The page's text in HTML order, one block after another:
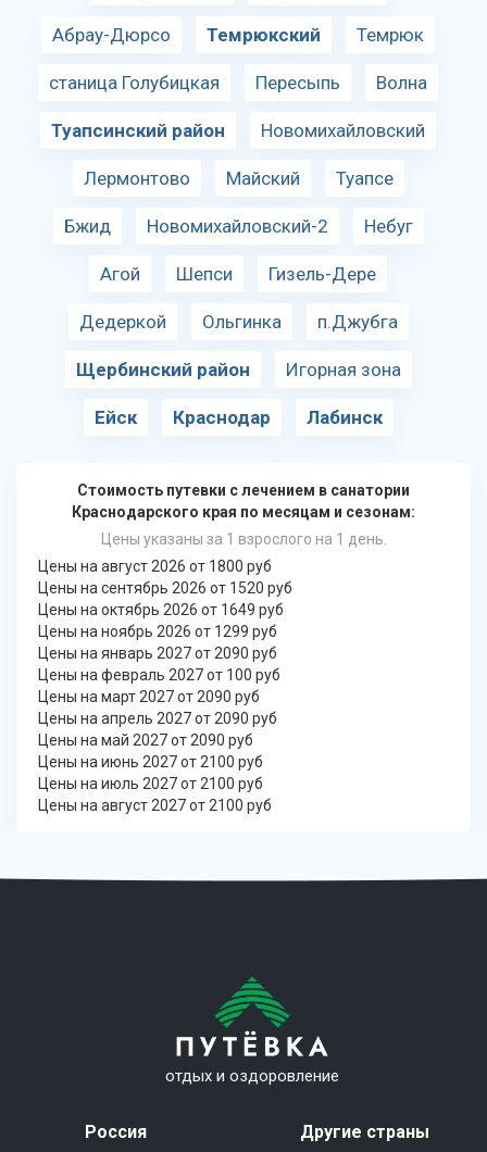
Абрау-Дюрсо Темрюкский Темрюк
станица Голубицкая Пересыпь Волна
Туапсинский район Новомихайловский
Лермонтово Майский Туапсе
Бжид Новомихайловский-2 Небуг
Агой Шепси Гизель-Дере
Дедеркой Ольгинка п.Джубга
Щербинский район Игорная зона
Ейск Краснодар Лабинск
Стоимость путевки с лечением в санатории
Краснодарского края по месяцам и сезонам:
Цены указаны за 1 взрослого на 1 день.
Цены на август 2026 от 1800 руб
Цены на сентябрь 2026 от 1520 руб
Цены на октябрь 2026 от 1649 руб
Цены на ноябрь 2026 от 1299 руб
Цены на январь 2027 от 2090 руб
Цены на февраль 2027 от 100 руб
Цены на март 2027 от 2090 руб
Цены на апрель 2027 от 2090 руб
Цены на май 2027 от 2090 руб
Цены на июнь 2027 от 2100 руб
Цены на июль 2027 от 2100 руб
Цены на август 2027 от 2100 руб
отдых и оздоровление
Россия Другие страны